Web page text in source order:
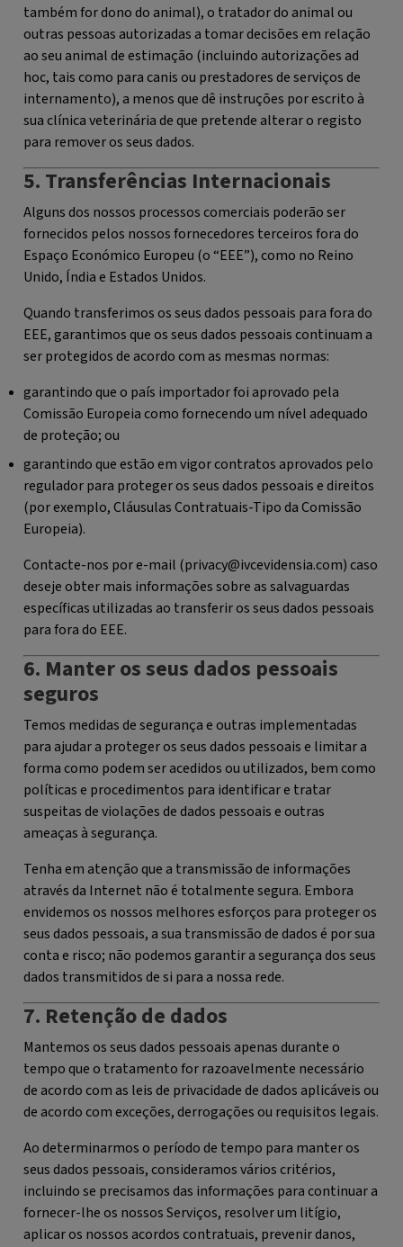
também for dono do animal), o tratador do animal ou
outras pessoas autorizadas a tomar decisões em relação
ao seu animal de estimação (incluindo autorizações ad
hoc, tais como para canis ou prestadores de serviços de
internamento), a menos que dê instruções por escrito à
sua clínica veterinária de que pretende alterar o registo
para remover os seus dados.
5. Transferências Internacionais
Alguns dos nossos processos comerciais poderão ser
fornecidos pelos nossos fornecedores terceiros fora do
Espaço Económico Europeu (o “EEE”), como no Reino
Unido, Índia e Estados Unidos.
Quando transferimos os seus dados pessoais para fora do
EEE, garantimos que os seus dados pessoais continuam a
ser protegidos de acordo com as mesmas normas:
garantindo que o país importador foi aprovado pela
Comissão Europeia como fornecendo um nível adequado
de proteção; ou
garantindo que estão em vigor contratos aprovados pelo
regulador para proteger os seus dados pessoais e direitos
(por exemplo, Cláusulas Contratuais-Tipo da Comissão
Europeia).
Contacte-nos por e-mail (privacy@ivcevidensia.com) caso
deseje obter mais informações sobre as salvaguardas
específicas utilizadas ao transferir os seus dados pessoais
para fora do EEE.
6. Manter os seus dados pessoais
seguros
Temos medidas de segurança e outras implementadas
para ajudar a proteger os seus dados pessoais e limitar a
forma como podem ser acedidos ou utilizados, bem como
políticas e procedimentos para identificar e tratar
suspeitas de violações de dados pessoais e outras
ameaças à segurança.
Tenha em atenção que a transmissão de informações
através da Internet não é totalmente segura. Embora
envidemos os nossos melhores esforços para proteger os
seus dados pessoais, a sua transmissão de dados é por sua
conta e risco; não podemos garantir a segurança dos seus
dados transmitidos de si para a nossa rede.
7. Retenção de dados
Mantemos os seus dados pessoais apenas durante o
tempo que o tratamento for razoavelmente necessário
de acordo com as leis de privacidade de dados aplicáveis ou
de acordo com exceções, derrogações ou requisitos legais.
Ao determinarmos o período de tempo para manter os
seus dados pessoais, consideramos vários critérios,
incluindo se precisamos das informações para continuar a
fornecer-lhe os nossos Serviços, resolver um litígio,
aplicar os nossos acordos contratuais, prevenir danos,